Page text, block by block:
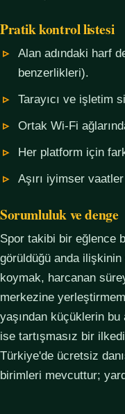
Pratik kontrol listesi
Alan adındaki harf
benzerlikleri).
Tarayıcı ve işletim
Ortak Wi-Fi
Her platform için
Aşırı iyimser
Sorumluluk ve denge
Spor takibi bir eğlence
görüldüğü anda ilişkinin
koymak, harcanan
merkezine
yaşından küçüklerin bu
ise tartışmasız bir
Türkiye'de ücretsiz
birimleri mevcuttur;